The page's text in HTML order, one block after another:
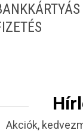
Akciók,